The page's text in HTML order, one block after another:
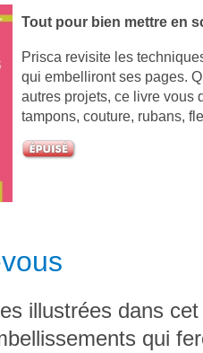
Tout pour bien mettre en
Prisca revisite les
qui embelliront ses pages.
autres projets, ce livre vous
tampons, couture, rubans,
illustrées dans
qui